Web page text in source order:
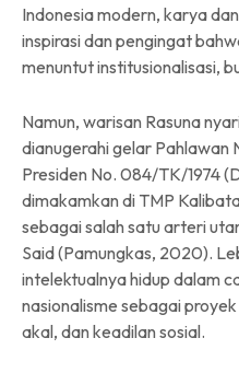
Indonesia modern, karya
inspirasi dan pengingat
menuntut institusionalisasi,
Namun, warisan Rasuna
dianugerahi gelar Pahlawan
Presiden No. 084/TK/1974
dimakamkan di TMP
sebagai salah satu arteri
Said (Pamungkas, 2020).
intelektualnya hidup dalam
nasionalisme sebagai
akal, dan keadilan sosial.